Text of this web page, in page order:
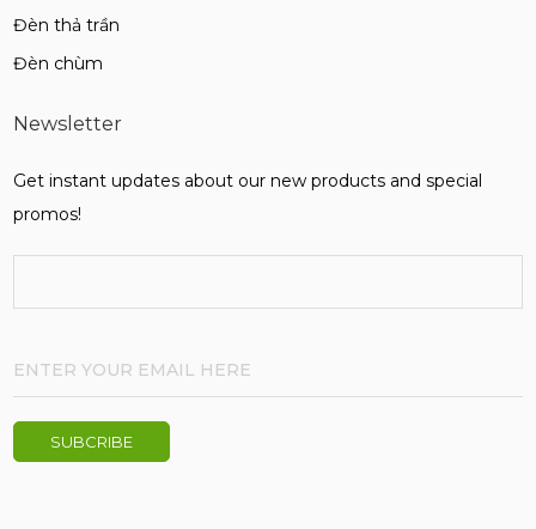
Đèn thả trần
Đèn chùm
Newsletter
Get instant updates about our new products and special
promos!